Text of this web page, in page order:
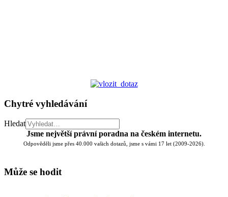
Chytré vyhledávání
Hledat
Jsme největší právní poradna na českém internetu.
Odpověděli jsme přes 40.000 vašich dotazů, jsme s vámi 17 let (2009-2026).
Může se hodit